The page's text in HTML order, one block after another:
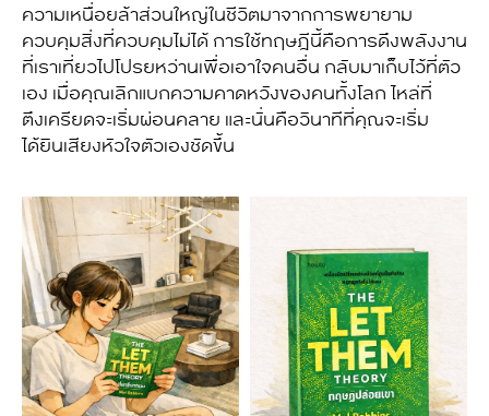
ความเหนื่อยล้าส่วนใหญ่ในชีวิตมาจากการพยายาม
ควบคุมสิ่งที่ควบคุมไม่ได้ การใช้ทฤษฎีนี้คือการดึงพลังงาน
ที่เราเที่ยวไปโปรยหว่านเพื่อเอาใจคนอื่น กลับมาเก็บไว้ที่ตัว
เอง เมื่อคุณเลิกแบกความคาดหวังของคนทั้งโลก ไหล่ที่
ตึงเครียดจะเริ่มผ่อนคลาย และนั่นคือวินาทีที่คุณจะเริ่ม
ได้ยินเสียงหัวใจตัวเองชัดขึ้น